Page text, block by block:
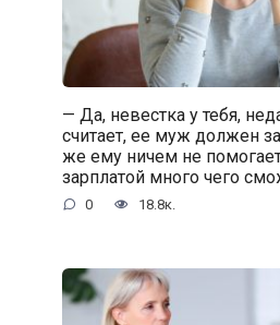
— Да, невестка у тебя,
считает, ее муж должен
же ему ничем не
зарплатой много чего
0 18.8к.